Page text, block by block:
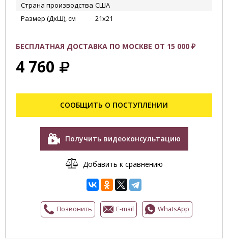
Страна производства США
Размер (ДхШ), см
21х21
БЕСПЛАТНАЯ ДОСТАВКА ПО МОСКВЕ ОТ 15 000 ₽
4 760
СООБЩИТЬ О ПОСТУПЛЕНИИ
Получить видеоконсультацию
Добавить к сравнению
Позвонить E-mail WhatsApp